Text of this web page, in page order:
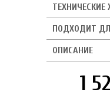
ТЕХНИЧЕСКИЕ
ПОДХОДИТ
ОПИСАНИЕ
1